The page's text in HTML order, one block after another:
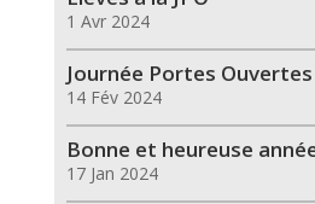
1 Avr 2024
Journée Portes Ouvertes
14 Fév 2024
Bonne et heureuse
17 Jan 2024